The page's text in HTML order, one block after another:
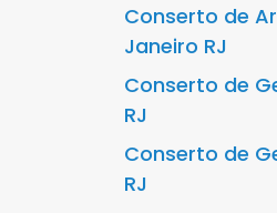
Conserto de
Janeiro RJ
Conserto de
RJ
Conserto de
RJ